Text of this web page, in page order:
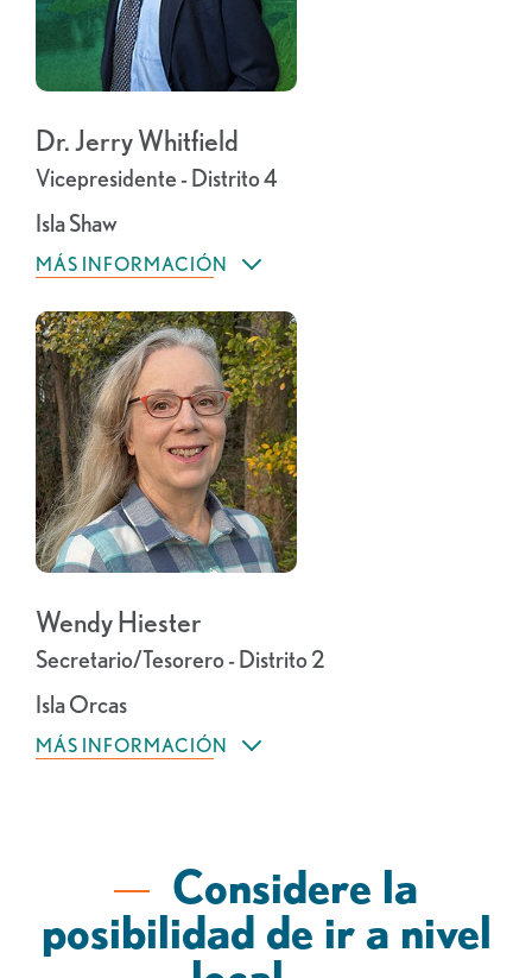
Dr. Jerry Whitfield
Vicepresidente - Distrito 4
Isla Shaw
MÁS INFORMACIÓN
Wendy Hiester
Secretario/Tesorero - Distrito 2
Isla Orcas
MÁS INFORMACIÓN
Considere la
posibilidad de ir a nivel